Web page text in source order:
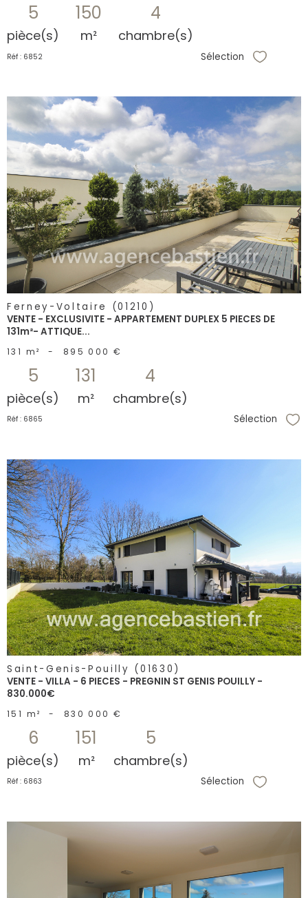
5
pièce(s)
150
m²
4
chambre(s)
Réf : 6852 Sélection
voir le
bien
Ferney-Voltaire (01210)
VENTE - EXCLUSIVITE - APPARTEMENT DUPLEX 5 PIECES DE
131m²- ATTIQUE...
131 m² - 895 000 €
5
pièce(s)
131
m²
4
chambre(s)
Réf : 6865 Sélection
voir le
bien
Saint-Genis-Pouilly (01630)
VENTE - VILLA - 6 PIECES - PREGNIN ST GENIS POUILLY -
830.000€
151 m² - 830 000 €
6
pièce(s)
151
m²
5
chambre(s)
Réf : 6863 Sélection